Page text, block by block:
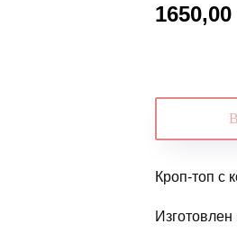
1650,00
Кроп-топ с